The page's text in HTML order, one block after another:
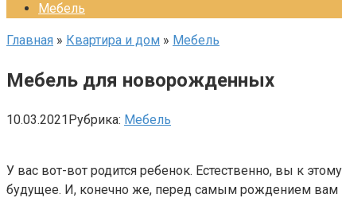
Мебель
Главная » Квартира и дом » Мебель
Мебель для новорожденных
10.03.2021Рубрика: Мебель
У вас вот-вот родится ребенок. Естественно, вы к
будущее. И, конечно же, перед самым рождением вам